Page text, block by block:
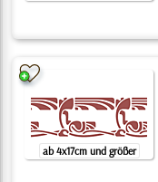
ab 4x17cm und größer